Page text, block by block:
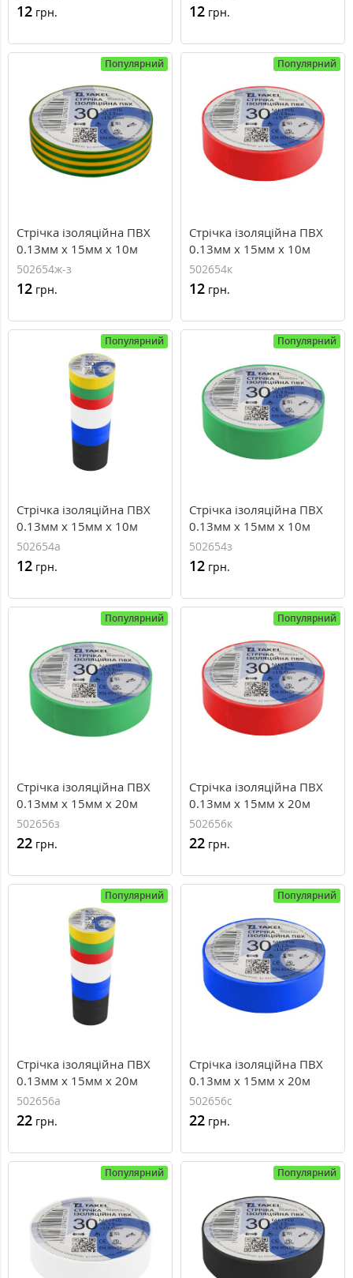
12 грн. 12 грн.
Популярний
Стрічка ізоляційна ПВХ
0.13мм х 15мм х 10м
502654ж-з
12 грн.
Популярний
Стрічка ізоляційна ПВХ
0.13мм х 15мм х 10м
502654к
12 грн.
Популярний
Стрічка ізоляційна ПВХ
0.13мм х 15мм х 10м
502654а
12 грн.
Популярний
Стрічка ізоляційна ПВХ
0.13мм х 15мм х 10м
502654з
12 грн.
Популярний
Стрічка ізоляційна ПВХ
0.13мм х 15мм х 20м
502656з
22 грн.
Популярний
Стрічка ізоляційна ПВХ
0.13мм х 15мм х 20м
502656к
22 грн.
Популярний
Стрічка ізоляційна ПВХ
0.13мм х 15мм х 20м
502656а
22 грн.
Популярний
Стрічка ізоляційна ПВХ
0.13мм х 15мм х 20м
502656с
22 грн.
Популярний Популярний